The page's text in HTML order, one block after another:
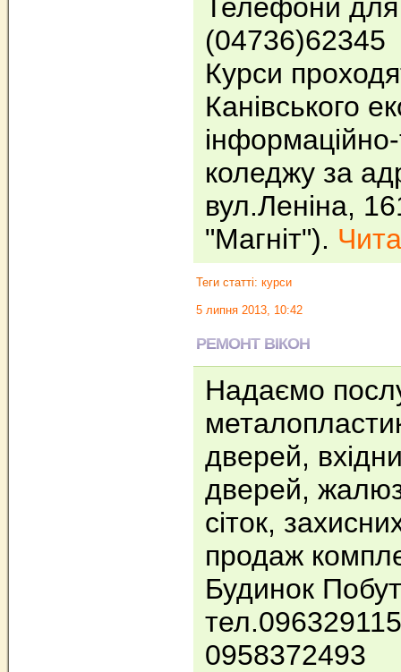
Телефони
(04736)62345
Курси
Канівського
коледжу за
вул.Леніна,
"Магніт").
Теги статті: курси
5 липня 2013, 10:42
РЕМОНТ ВІКОН
Надаємо
дверей,
дверей,
сіток,
продаж
Будинок
0958372493